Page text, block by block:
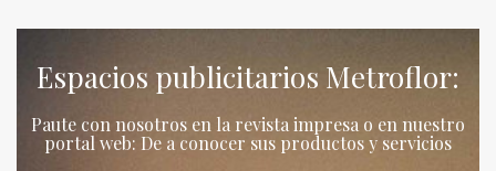
Espacios publicitarios Metroflor:
Paute con nosotros en la revista impresa o en nuestro
portal web: De a conocer sus productos y servicios